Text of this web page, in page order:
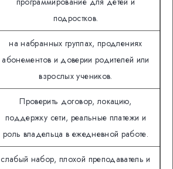
подростков.
на набранных группах, продлениях
абонементов и доверии родителей или
взрослых учеников.
Проверить договор, локацию,
поддержку сети, реальные платежи и
роль владельца в ежедневной работе.
слабый набор, плохой преподаватель и